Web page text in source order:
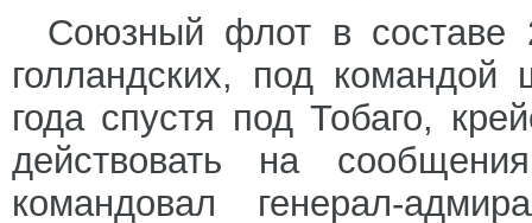
Союзный флот в составе
голландских, под командой
года спустя под Тобаго,
действовать на
командовал генерал-